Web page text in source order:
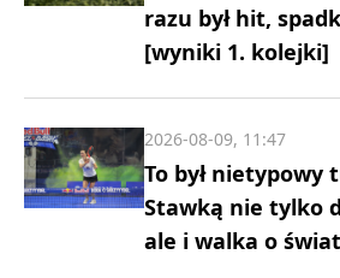
razu był hit,
[wyniki 1. kolejki]
To był nietypowy
Stawką nie tylko
ale i walka o
2026-08-09, 11:47